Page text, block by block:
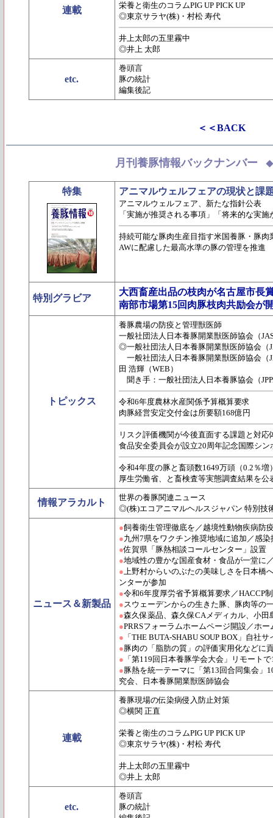
連載
栄養と衛生のコラムPIG UP PICK UP
◎東京サラヤ(株)・村松 寿代
井上太郎の五里霧中
◎井上 太郎
etc.
巻頭言
豚の統計
編集後記
＜＜BACK
月刊養豚情報バックナンバー
特集 アニマルウェルフェアの現状と課
アニマルウェルフェア、新たな指針公表
「実施が推奨される事項」「将来的な実
持続可能な豚肉生産目指す米国養豚・豚肉
AWに配慮した最高水準の豚の管理を推進
特別グラビア
大西畜産出品の枝肉が名古屋市長
南部市場第15回肉豚枝肉共励会が
トピックス
養豚農場の防疫と管理獣医師
一般社団法人日本養豚開業獣医師協会（
◎一般社団法人日本養豚開業獣医師協会（
一般社団法人日本養豚開業獣医師協会
田 浩輝（WEB）
聞き手：一般社団法人日本養豚協会（
令和6年度農林水産関係予算概算要求
肉豚経営安定交付金は所要額168億円
リスク評価機関が今後直面する課題と対応
食品安全委員会が設立20周年記念国際シン
令和4年度の豚と畜頭数1649万頭（0.2％増
厚生労働省、と畜検査等実態調査結果を公
情報アラカルト
世界の養豚関連ニュース
◎(株)エコアニマルヘルスジャパン 特別技
ニュース＆新製品
●飼養衛生管理徹底を／越境性動物疾病防
●九州7県をワクチン推奨地域に追加／感
●佐賀県「豚熱相談コールセンター」設置
●地域性の豊かな国産食材・食品が一堂に
●上野村からいのぶたの美味しさを日本橋
ンターが参加
●令和6年度厚労省予算概算要求／HACCP
●スウェーデンからの生きた豚、豚肉等の
●森久保薬品、森久保CAメディカル、小
●PRRSフォーラムホームページ開設／ホ
● 「THE BUTA-SHABU SOUP BOX」自社
●豚肉の「脂肪の質」の評価実用化などに
● 「第119回日本養豚学会大会」リモート
●豚熱を統一テーマに「第13回合同集会」
究会、日本養豚開業獣医師協会
連載
養豚現場の伝染病侵入防止対策
◎横関 正直
栄養と衛生のコラムPIG UP PICK UP
◎東京サラヤ(株)・村松 寿代
井上太郎の五里霧中
◎井上 太郎
etc.
巻頭言
豚の統計